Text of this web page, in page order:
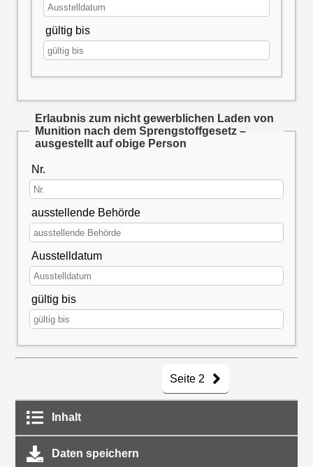
gültig bis
Erlaubnis zum nicht gewerblichen Laden von
Munition nach dem Sprengstoffgesetz –
ausgestellt auf obige Person
Nr.
ausstellende Behörde
Ausstelldatum
gültig bis
Seite 2
Inhalt
Daten speichern